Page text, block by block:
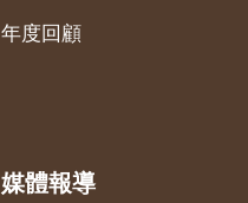
年度回顧
媒體報導